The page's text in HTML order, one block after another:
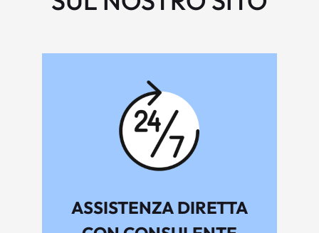
ASSISTENZA DIRETTA